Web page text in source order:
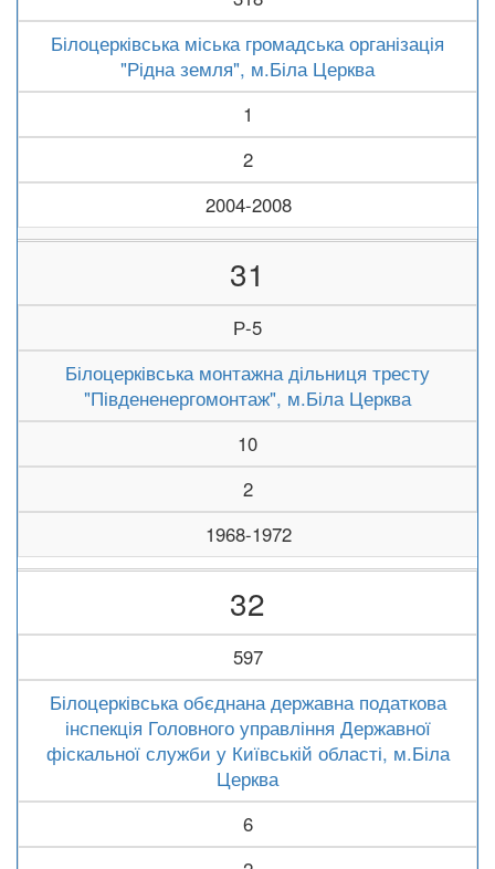
Білоцерківська міська громадська організація
"Рідна земля", м.Біла Церква
1
2
2004-2008
31
Р-5
Білоцерківська монтажна дільниця тресту
"Південенергомонтаж", м.Біла Церква
10
2
1968-1972
32
597
Білоцерківська обєднана державна податкова
інспекція Головного управління Державної
фіскальної служби у Київській області, м.Біла
Церква
6